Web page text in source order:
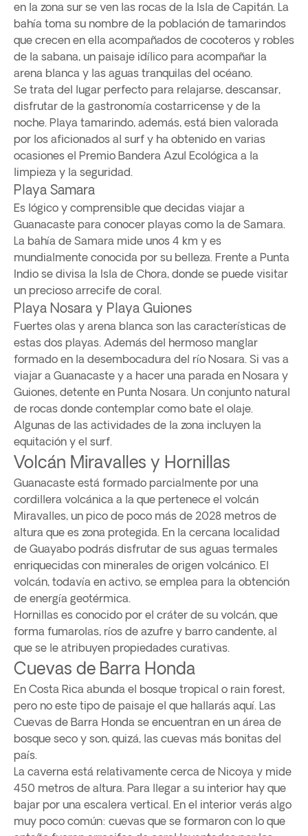
en la zona sur se ven las rocas de la Isla de Capitán. La
bahía toma su nombre de la población de tamarindos
que crecen en ella acompañados de cocoteros y robles
de la sabana, un paisaje idílico para acompañar la
arena blanca y las aguas tranquilas del océano.
Se trata del lugar perfecto para relajarse, descansar,
disfrutar de la gastronomía costarricense y de la
noche. Playa tamarindo, además, está bien valorada
por los aficionados al surf y ha obtenido en varias
ocasiones el Premio Bandera Azul Ecológica a la
limpieza y la seguridad.
Playa Samara
Es lógico y comprensible que decidas viajar a
Guanacaste para conocer playas como la de Samara.
La bahía de Samara mide unos 4 km y es
mundialmente conocida por su belleza. Frente a Punta
Indio se divisa la Isla de Chora, donde se puede visitar
un precioso arrecife de coral.
Playa Nosara y Playa Guiones
Fuertes olas y arena blanca son las características de
estas dos playas. Además del hermoso manglar
formado en la desembocadura del río Nosara. Si vas a
viajar a Guanacaste y a hacer una parada en Nosara y
Guiones, detente en Punta Nosara. Un conjunto natural
de rocas donde contemplar como bate el olaje.
Algunas de las actividades de la zona incluyen la
equitación y el surf.
Volcán Miravalles y Hornillas
Guanacaste está formado parcialmente por una
cordillera volcánica a la que pertenece el volcán
Miravalles, un pico de poco más de 2028 metros de
altura que es zona protegida. En la cercana localidad
de Guayabo podrás disfrutar de sus aguas termales
enriquecidas con minerales de origen volcánico. El
volcán, todavía en activo, se emplea para la obtención
de energía geotérmica.
Hornillas es conocido por el cráter de su volcán, que
forma fumarolas, ríos de azufre y barro candente, al
que se le atribuyen propiedades curativas.
Cuevas de Barra Honda
En Costa Rica abunda el bosque tropical o rain forest,
pero no este tipo de paisaje el que hallarás aquí. Las
Cuevas de Barra Honda se encuentran en un área de
bosque seco y son, quizá, las cuevas más bonitas del
país.
La caverna está relativamente cerca de Nicoya y mide
450 metros de altura. Para llegar a su interior hay que
bajar por una escalera vertical. En el interior verás algo
muy poco común: cuevas que se formaron con lo que